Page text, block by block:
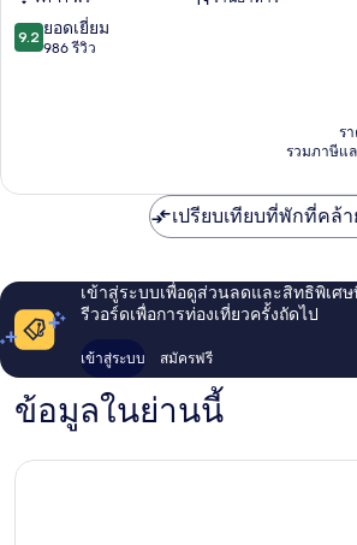
ตุ๊
ตการ์ต
9.2
จาก
9.2 ยอดเยี่ยม
986 รีวิว
ร
รวมภาษีแ
เปรียบเทียบที่พักที่คล้
เข้าสู่ระบบเพื่อดูส่วนลดและสิทธิพิเศ
รีวอร์ดเพื่อการท่องเที่ยวครั้งถัดไป
เข้าสู่ระบบ สมัครฟรี
ข้อมูลในย่านนี้